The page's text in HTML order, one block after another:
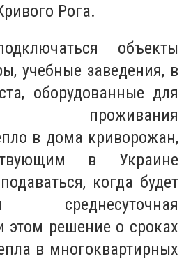
Рога.
объекты
учебные заведения, в
оборудованные для
проживания
в дома криворожан,
в Украине
когда будет
среднесуточная
этом решение о сроках
в многоквартирных